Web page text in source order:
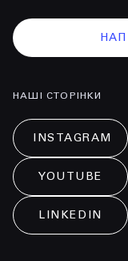
НАШІ СТОРІНКИ
INSTAGRAM
YOUTUBE
LINKEDIN